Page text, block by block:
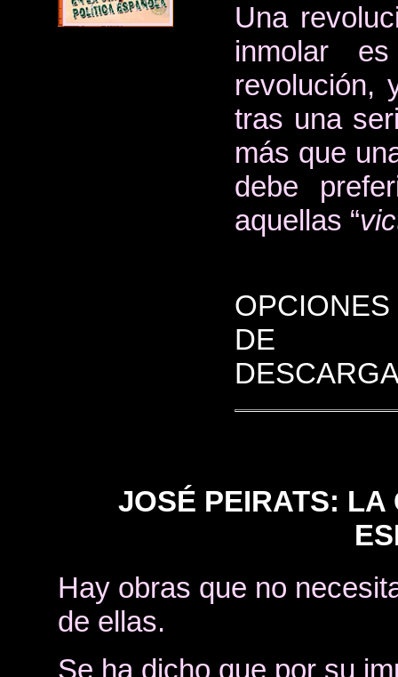
Una
inmolar
revolución,
tras una
más que
debe
aquellas “
OPCIONES
DE
JOSÉ PEIRATS: LA
Hay obras que no
de ellas.
Se ha dicho que por su